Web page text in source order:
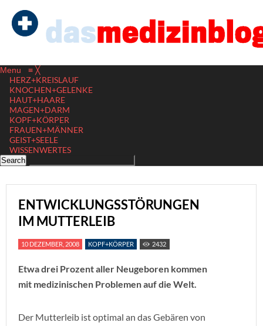
Menu ≡ ╳
HERZ+KREISLAUF
KNOCHEN+GELENKE
HAUT+HAARE
MAGEN+DARM
KOPF+KÖRPER
FRAUEN+MÄNNER
GEIST+SEELE
WISSENWERTES
ENTWICKLUNGSSTÖRUNGEN
IM MUTTERLEIB
10 DEZEMBER, 2008 KOPF+KÖRPER 2432
Etwa drei Prozent aller Neugeboren kommen
mit medizinischen Problemen auf die Welt.
Der Mutterleib ist optimal an das Gebären von